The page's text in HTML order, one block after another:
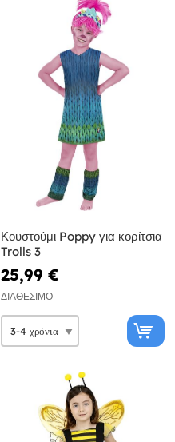
Κουστούμι Poppy για κορίτσια
Trolls 3
25,99 €
ΔΙΑΘΈΣΙΜΟ